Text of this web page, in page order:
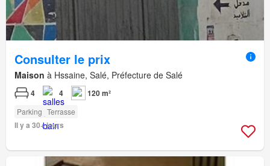
Consulter le prix
Maison à Hssaine, Salé, Préfecture de Salé
4 4 120 m²
Parking Terrasse
Il y a 30+ jours